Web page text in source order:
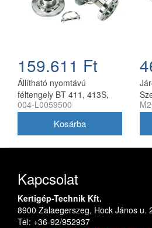
159.611 Ft
Állítható nyomtávú
féltengely BT 411, 413S,
417S kultivátorhoz, Bertolini
004-L0059500
Kapcsolat
Kertigép-Technik Kft.
8900 Zalaegerszeg, Hock János u.
Tel: +36-92/952937